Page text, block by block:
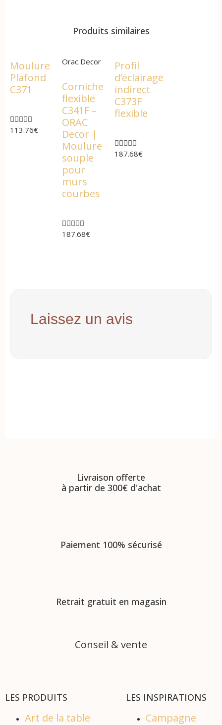
Produits similaires
Moulure
Plafond
C371

113.76€
Orac Decor
Corniche
flexible
C341F –
ORAC
Decor |
Moulure
souple
pour
murs
courbes

187.68€
Profil
d’éclairage
indirect
C373F
flexible

187.68€
Laissez un avis
Livraison offerte
à partir de 300€ d'achat
Paiement 100% sécurisé
Retrait gratuit en magasin
Conseil & vente
LES PRODUITS
Art de la table
LES INSPIRATIONS
Campagne